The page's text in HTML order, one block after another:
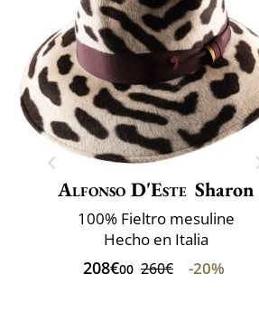
Alfonso D'Este Sharon
100% Fieltro mesuline
Hecho en Italia
208€00 260€ -20%